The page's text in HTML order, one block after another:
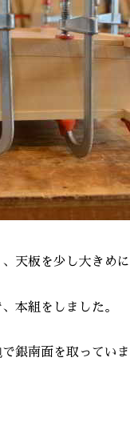
天板を少し大きめに
本組をしました。
銀南面を取っていま